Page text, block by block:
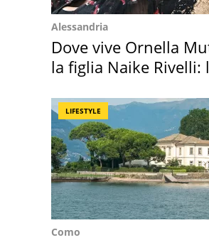
Alessandria
Dove vive Ornella
la figlia Naike Rivelli:
LIFESTYLE
Como